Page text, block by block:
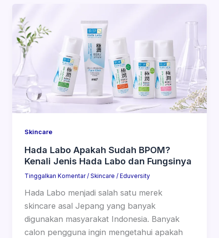
Skincare
Hada Labo Apakah Sudah BPOM?
Kenali Jenis Hada Labo dan Fungsinya
Tinggalkan Komentar / Skincare / Eduversity
Hada Labo menjadi salah satu merek
skincare asal Jepang yang banyak
digunakan masyarakat Indonesia. Banyak
calon pengguna ingin mengetahui apakah